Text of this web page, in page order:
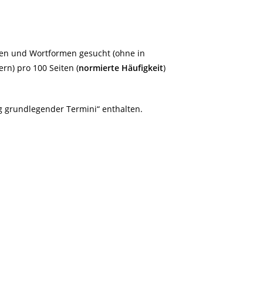
und Wortformen gesucht (ohne in
pro 100 Seiten (normierte Häufigkeit)
grundlegender Termini“ enthalten.